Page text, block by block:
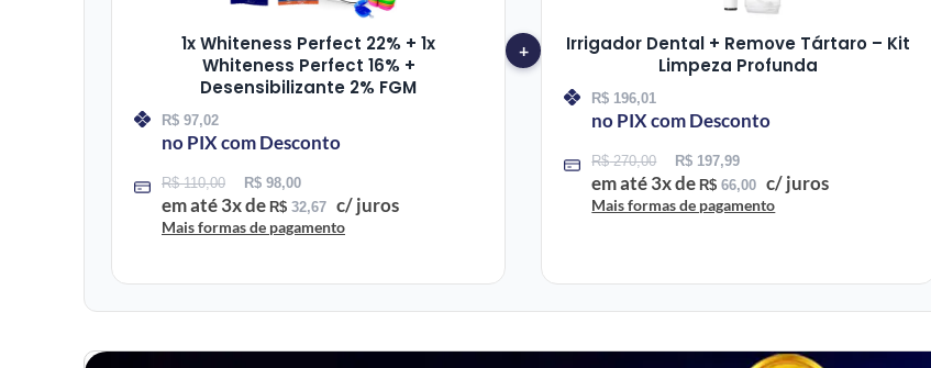
1x Whiteness Perfect 22% + 1x
Whiteness Perfect 16% +
Desensibilizante 2% FGM
R$ 97,02
no PIX com Desconto
R$110,00 R$ 98,00
em até3x de R$ 32,67 c/ juros
Mais formas de pagamento
+
Irrigador Dental + Remove Tártaro – Kit
Limpeza Profunda
R$ 196,01
no PIX com Desconto
R$270,00 R$ 197,99
em até3x deR$ 66,00 c/ juros
Mais formas de pagamento